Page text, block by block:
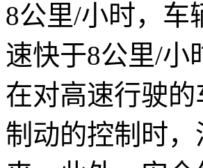
8公里/小时，车
速快于8公里/小
在对高速行驶
制动的控制时